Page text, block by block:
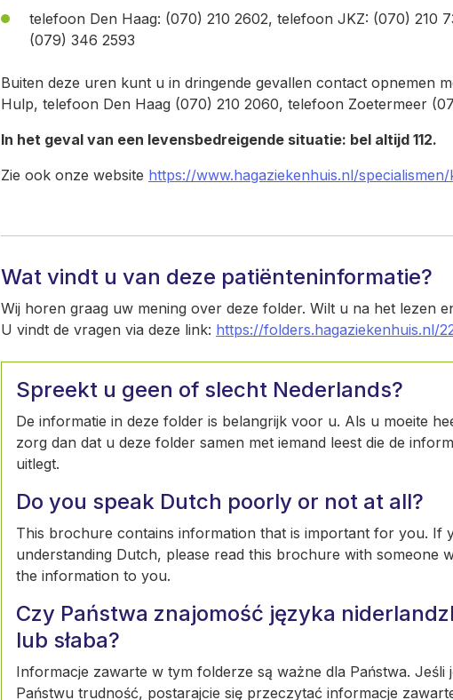
telefoon Den Haag: (070) 210 2602, telefoon JKZ: (070) 210
(079) 346 2593
Buiten deze uren kunt u in dringende gevallen contact opnemen
Hulp, telefoon Den Haag (070) 210 2060, telefoon Zoetermeer
In het geval van een levensbedreigende situatie: bel altijd 112.
Zie ook onze website https://www.hagaziekenhuis.nl/
Wat vindt u van deze patiënteninformatie?
Wij horen graag uw mening over deze folder. Wilt u na het lezen
U vindt de vragen via deze link: https://folders.hagaziekenhuis.nl/
Spreekt u geen of slecht Nederlands?
De informatie in deze folder is belangrijk voor u. Als u moeite
zorg dan dat u deze folder samen met iemand leest die de
uitlegt.
Do you speak Dutch poorly or not at all?
This brochure contains information that is important for you. If
understanding Dutch, please read this brochure with someone
the information to you.
Czy Państwa znajomość języka
lub słaba?
Informacje zawarte w tym folderze są ważne dla Państwa. Jeśli
Państwu trudność, postarajcie się przeczytać informacje